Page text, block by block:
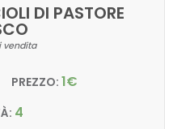
DI PASTORE
vendita
PREZZO: 1€
4